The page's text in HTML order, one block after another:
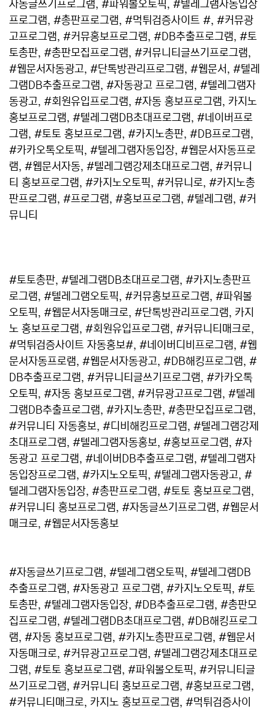
자동글쓰기프로그램, #파워볼오토픽, #텔레그램자동입장
프로그램, #총판프로그램, #먹튀검증사이트 #, #커뮤광
고프로그램, #커뮤홍보프로그램, #DB추출프로그램, #토
토총판, #총판모집프로그램, #커뮤니티글쓰기프로그램,
#웹문서자동광고, #단톡방관리프로그램, #웹문서, #텔레
그램DB추출프로그램, #자동광고 프로그램, #텔레그램자
동광고, #회원유입프로그램, #자동 홍보프로그램, 카지노
홍보프로그램, #텔레그램DB초대프로그램, #네이버프로
그램, #토토 홍보프로그램, #카지노총판, #DB프로그램,
#카카오톡오토픽, #텔레그램자동입장, #웹문서자동프로
램, #웹문서자동, #텔레그램강제초대프로그램, #커뮤니
티 홍보프로그램, #카지노오토픽, #커뮤니로, #카지노총
판프로그램, #프로그램, #홍보프로그램, #텔레그램, #커
뮤니티
#토토총판, #텔레그램DB초대프로그램, #카지노총판프
로그램, #텔레그램오토픽, #커뮤홍보프로그램, #파워볼
오토픽, #웹문서자동매크로, #단톡방관리프로그램, 카지
노 홍보프로그램, #회원유입프로그램, #커뮤니티매크로,
#먹튀검증사이트 자동홍보#, #네이버디비프로그램, #웹
문서자동프로램, #웹문서자동광고, #DB해킹프로그램, #
DB추출프로그램, #커뮤니티글쓰기프로그램, #카카오톡
오토픽, #자동 홍보프로그램, #커뮤광고프로그램, #텔레
그램DB추출프로그램, #카지노총판, #총판모집프로그램,
#커뮤니티 자동홍보, #디비해킹프로그램, #텔레그램강제
초대프로그램, #텔레그램자동홍보, #홍보프로그램, #자
동광고 프로그램, #네이버DB추출프로그램, #텔레그램자
동입장프로그램, #카지노오토픽, #텔레그램자동광고, #
텔레그램자동입장, #총판프로그램, #토토 홍보프로그램,
#커뮤니티 홍보프로그램, #자동글쓰기프로그램, #웹문서
매크로, #웹문서자동홍보
#자동글쓰기프로그램, #텔레그램오토픽, #텔레그램DB
추출프로그램, #자동광고 프로그램, #카지노오토픽, #토
토총판, #텔레그램자동입장, #DB추출프로그램, #총판모
집프로그램, #텔레그램DB초대프로그램, #DB해킹프로그
램, #자동 홍보프로그램, #카지노총판프로그램, #웹문서
자동매크로, #커뮤광고프로그램, #텔레그램강제초대프로
그램, #토토 홍보프로그램, #파워볼오토픽, #커뮤니티글
쓰기프로그램, #커뮤니티 홍보프로그램, #홍보프로그램,
#커뮤니티매크로, 카지노 홍보프로그램, #먹튀검증사이